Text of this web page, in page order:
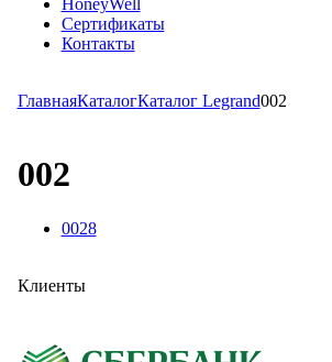
HoneyWell
Сертификаты
Контакты
ГлавнаяКаталогКаталог Legrand002
002
0028
Клиенты